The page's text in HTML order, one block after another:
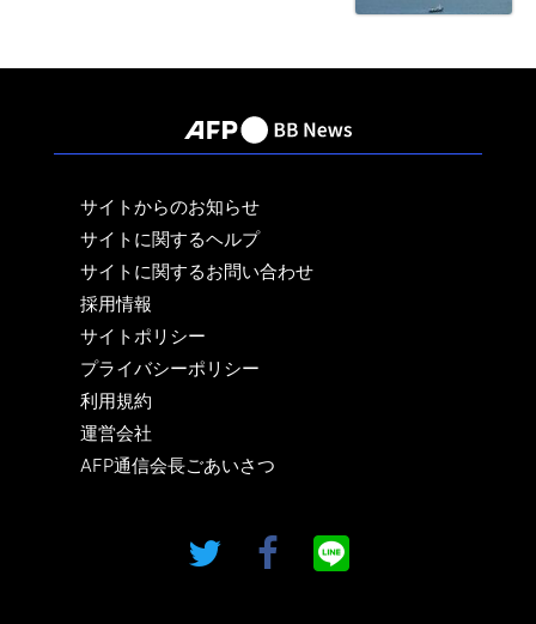
サイトからのお知らせ
サイトに関するヘルプ
サイトに関するお問い合わせ
採用情報
サイトポリシー
プライバシーポリシー
利用規約
運営会社
AFP通信会長ごあいさつ